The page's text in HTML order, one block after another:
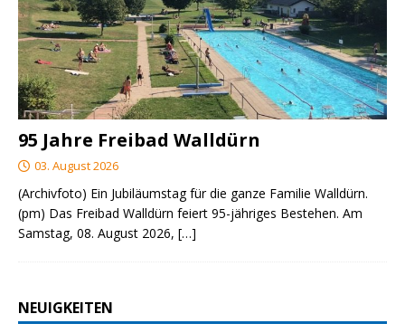
95 Jahre Freibad Walldürn
03. August 2026
(Archivfoto) Ein Jubiläumstag für die ganze Familie Walldürn.
(pm) Das Freibad Walldürn feiert 95-jähriges Bestehen. Am
Samstag, 08. August 2026, […]
NEUIGKEITEN